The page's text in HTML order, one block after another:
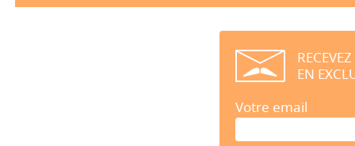
EN
Votre email